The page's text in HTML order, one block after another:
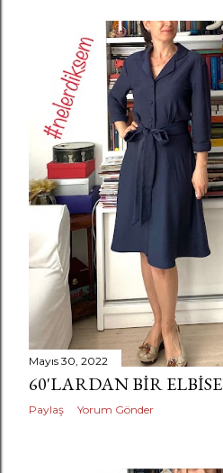
Mayıs 30, 2022
60'LARDAN BIR ELBISE
Paylaş Yorum Gönder